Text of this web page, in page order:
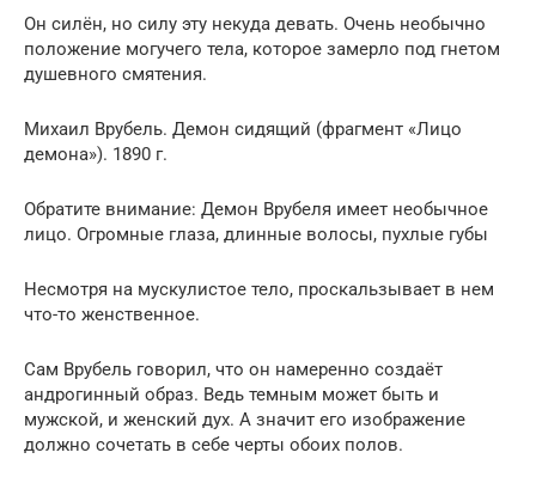
Он силён, но силу эту некуда девать. Очень необычно
положение могучего тела, которое замерло под гнетом
душевного смятения.
Михаил Врубель. Демон сидящий (фрагмент «Лицо
демона»). 1890 г.
Обратите внимание: Демон Врубеля имеет необычное
лицо. Огромные глаза, длинные волосы, пухлые губы
Несмотря на мускулистое тело, проскальзывает в нем
что-то женственное.
Сам Врубель говорил, что он намеренно создаёт
андрогинный образ. Ведь темным может быть и
мужской, и женский дух. А значит его изображение
должно сочетать в себе черты обоих полов.